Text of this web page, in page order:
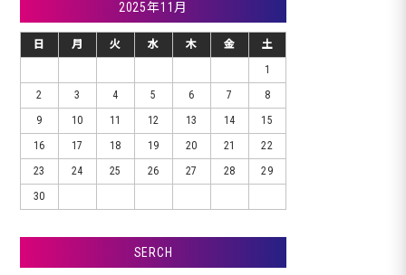
2025年11月
日 月 火 水 木 金
土
1
2
3 4 5 6 7
8
9
10 11 12 13 14
15
16
17 18 19 20 21
22
23
24 25 26 27 28
29
30
SERCH